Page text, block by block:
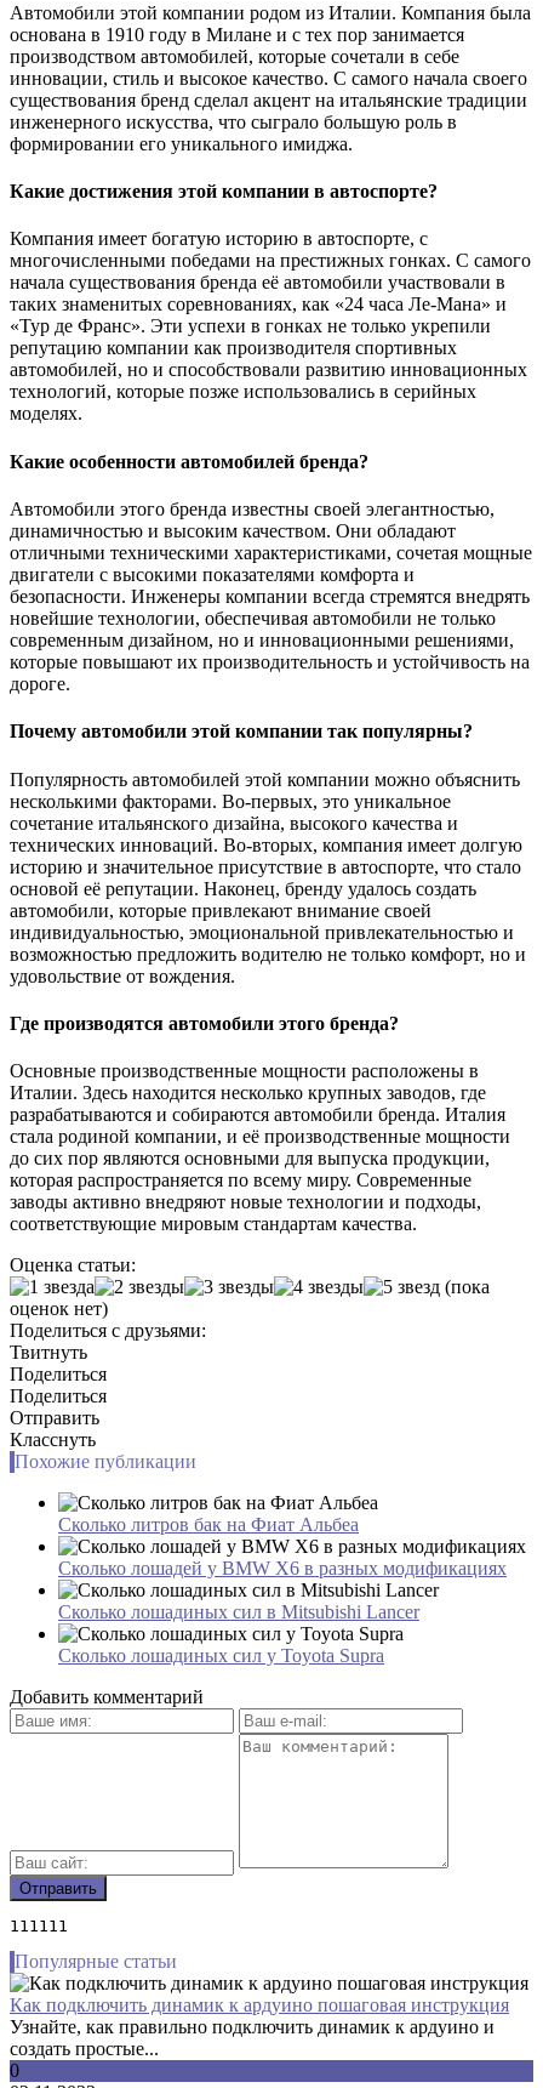
Автомобили этой компании родом из Италии. Компания была
основана в 1910 году в Милане и с тех пор занимается
производством автомобилей, которые сочетали в себе
инновации, стиль и высокое качество. С самого начала своего
существования бренд сделал акцент на итальянские традиции
инженерного искусства, что сыграло большую роль в
формировании его уникального имиджа.
Какие достижения этой компании в автоспорте?
Компания имеет богатую историю в автоспорте, с
многочисленными победами на престижных гонках. С самого
начала существования бренда её автомобили участвовали в
таких знаменитых соревнованиях, как «24 часа Ле-Мана» и
«Тур де Франс». Эти успехи в гонках не только укрепили
репутацию компании как производителя спортивных
автомобилей, но и способствовали развитию инновационных
технологий, которые позже использовались в серийных
моделях.
Какие особенности автомобилей бренда?
Автомобили этого бренда известны своей элегантностью,
динамичностью и высоким качеством. Они обладают
отличными техническими характеристиками, сочетая мощные
двигатели с высокими показателями комфорта и
безопасности. Инженеры компании всегда стремятся внедрять
новейшие технологии, обеспечивая автомобили не только
современным дизайном, но и инновационными решениями,
которые повышают их производительность и устойчивость на
дороге.
Почему автомобили этой компании так популярны?
Популярность автомобилей этой компании можно объяснить
несколькими факторами. Во-первых, это уникальное
сочетание итальянского дизайна, высокого качества и
технических инноваций. Во-вторых, компания имеет долгую
историю и значительное присутствие в автоспорте, что стало
основой её репутации. Наконец, бренду удалось создать
автомобили, которые привлекают внимание своей
индивидуальностью, эмоциональной привлекательностью и
возможностью предложить водителю не только комфорт, но и
удовольствие от вождения.
Где производятся автомобили этого бренда?
Основные производственные мощности расположены в
Италии. Здесь находится несколько крупных заводов, где
разрабатываются и собираются автомобили бренда. Италия
стала родиной компании, и её производственные мощности
до сих пор являются основными для выпуска продукции,
которая распространяется по всему миру. Современные
заводы активно внедряют новые технологии и подходы,
соответствующие мировым стандартам качества.
Оценка статьи:
(пока
оценок нет)
Поделиться с друзьями:
Твитнуть
Поделиться
Поделиться
Отправить
Класснуть
Похожие публикации
Сколько литров бак на Фиат Альбеа
Сколько лошадей у BMW X6 в разных модификациях
Сколько лошадиных сил в Mitsubishi Lancer
Сколько лошадиных сил у Toyota Supra
Добавить комментарий
111111
Популярные статьи
Как подключить динамик к ардуино пошаговая инструкция
Узнайте, как правильно подключить динамик к ардуино и
создать простые...
0